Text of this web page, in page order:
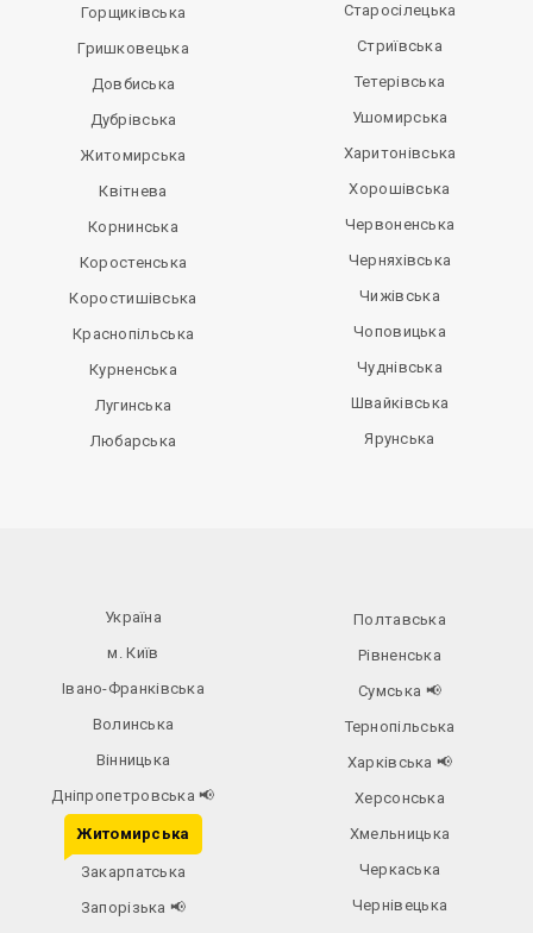
Горщиківська
Гришковецька
Довбиська
Дубрівська
Житомирська
Квітнева
Корнинська
Коростенська
Коростишівська
Краснопільська
Курненська
Лугинська
Любарська
Старосілецька
Стриївська
Тетерівська
Ушомирська
Харитонівська
Хорошівська
Червоненська
Черняхівська
Чижівська
Чоповицька
Чуднівська
Швайківська
Ярунська
Україна
м. Київ
Івано-Франківська
Волинська
Вінницька
Дніпропетровська📢
Житомирська
Закарпатська
Запорізька 📢
Полтавська
Рівненська
Сумська 📢
Тернопільська
Харківська 📢
Херсонська
Хмельницька
Черкаська
Чернівецька